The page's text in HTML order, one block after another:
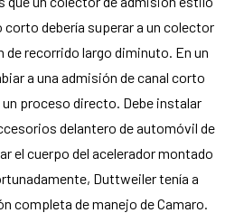
debería superar a un colector
de recorrido largo diminuto. En un
a una admisión de canal corto
proceso directo. Debe instalar
delantero de automóvil de
el cuerpo del acelerador montado
Duttweiler tenía a
completa de manejo de Camaro.